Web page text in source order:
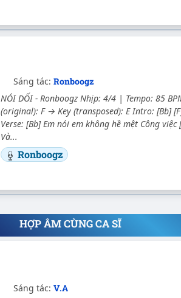
Sáng tác: Ronboogz
NÓI DỐI - Ronboogz Nhịp: 4/4 | Tempo: 85
(original): F → Key (transposed): E Intro: [Bb]
Verse: [Bb] Em nói em không hề mệt Công
Và...
Ronboogz
HỢP ÂM CÙNG CA SĨ
Sáng tác: V.A